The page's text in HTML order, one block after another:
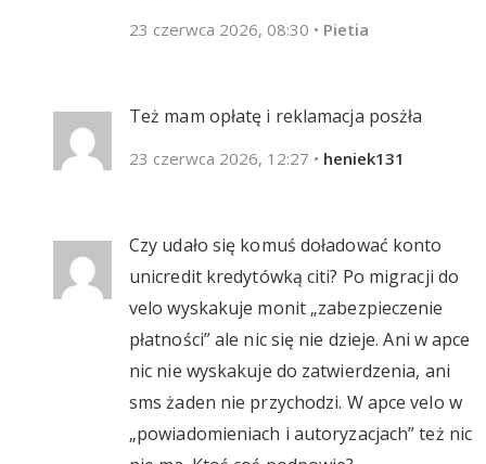
23 czerwca 2026, 08:30 • Pietia
Też mam opłatę i reklamacja posżła
23 czerwca 2026, 12:27 • heniek131
Czy udało się komuś doładować konto
unicredit kredytówką citi? Po migracji do
velo wyskakuje monit „zabezpieczenie
płatności” ale nic się nie dzieje. Ani w apce
nic nie wyskakuje do zatwierdzenia, ani
sms żaden nie przychodzi. W apce velo w
„powiadomieniach i autoryzacjach” też nic